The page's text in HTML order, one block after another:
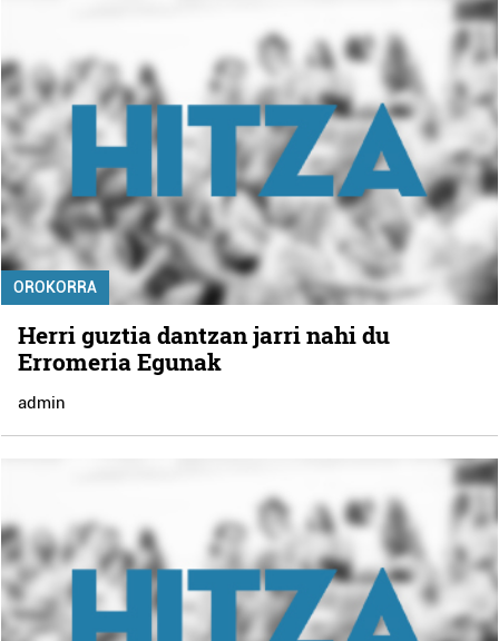
OROKORRA
Herri guztia dantzan jarri nahi du
Erromeria Egunak
admin